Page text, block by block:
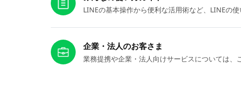
LINEの基本操作から便利な活用術など、LINEの
企業・法人のお客さま
業務提携や企業・法人向けサービスについては、